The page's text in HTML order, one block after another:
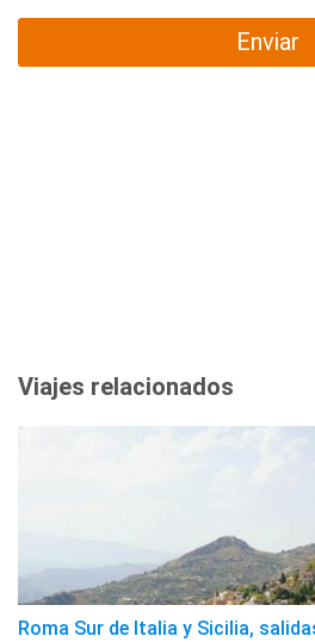
Enviar
Viajes relacionados
Roma Sur de Italia y Sicilia,